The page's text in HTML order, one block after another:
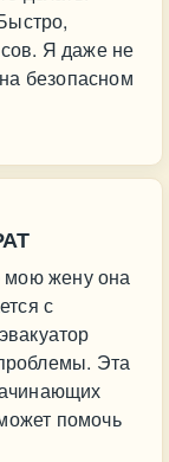
Я даже не
безопасном
мою жену она
с
Эта
помочь